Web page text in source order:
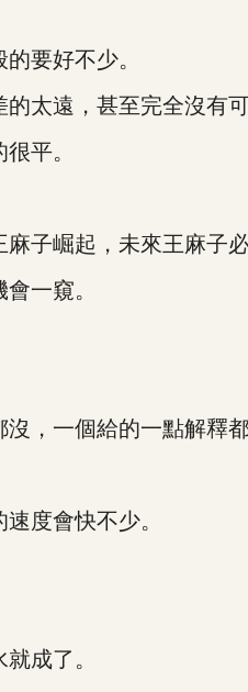
要好不少。
太遠，甚至完全沒有可
平。
崛起，未來王麻子必
一窺。
，一個給的一點解釋都
度會快不少。
成了。